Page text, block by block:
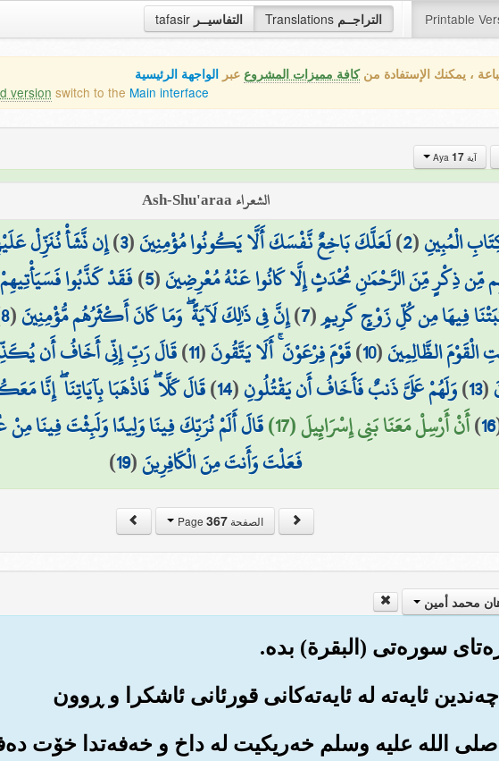
tafasir التفاسيــر Translations التراجــم Printable
، يمكنك الإستفادة منكافة مميزات المشروع عبر الواجهة الرئيسية
version switch to the Main interface
آية Aya 17
الشعراء Ash-Shu'araa
الْمُبِينِ(
2
)لَعَلَّكَ بَاخِعٌ نَّفْسَكَ أَلَّا يَكُونُوا مُؤْمِنِينَ(
3
)إِن نَّشَأْ نُنَزِّلْ
مِّن ذِكْرٍ مِّنَ الرَّحْمَٰنِ مُحْدَثٍ إِلَّا كَانُوا عَنْهُ مُعْرِضِينَ(
5
)فَقَدْ كَذَّبُوا
فِيهَا مِن كُلِّ زَوْجٍ كَرِيمٍ(
7
)إِنَّ فِي ذَٰلِكَ لَآيَةً ۖ وَمَا كَانَ أَكْثَرُهُم مُّؤْمِنِينَ(
8
الظَّالِمِينَ(
10
)قَوْمَ فِرْعَوْنَ ۚ أَلَا يَتَّقُونَ(
11
)قَالَ رَبِّ إِنِّي أَخَافُ أَن
(
13
)وَلَهُمْ عَلَيَّ ذَنبٌ فَأَخَافُ أَن يَقْتُلُونِ(
14
)قَالَ كَلَّا ۖ فَاذْهَبَا بِآيَاتِنَا ۖ إِنَّا
16
)أَنْ أَرْسِلْ مَعَنَا بَنِي إِسْرَائِيلَ (17) قَالَ أَلَمْ نُرَبِّكَ فِينَا وَلِيدًا وَلَبِثْتَ فِينَا
فَعَلْتَ وَأَنتَ مِنَ الْكَافِرِينَ(
19
)
الصفحة Page367
محمد أمين
صلی الله علیه وسلم خه‌ریکیت له داخ و خه‌فه‌تدا خۆت